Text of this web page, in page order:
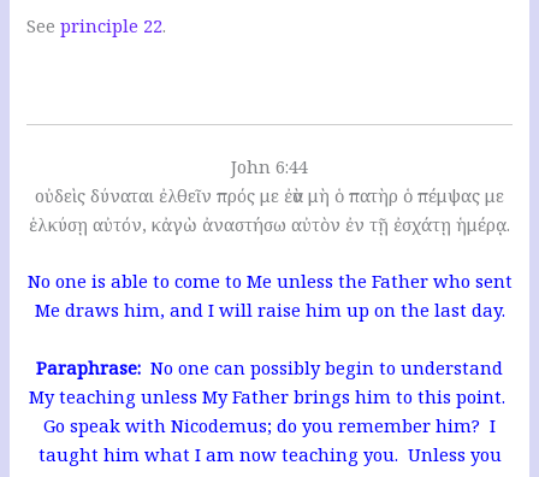
Seeprinciple 22.
John 6:44
οὐδεὶς δύναται ἐλθεῖν πρός με ἐὰν μὴ ὁ πατὴρ ὁ πέμψας με
ἑλκύσῃ αὐτόν, κἀγὼ ἀναστήσω αὐτὸν ἐν τῇ ἐσχάτῃ ἡμέρᾳ.
No one is able to come to Me unless the Father who sent
Me draws him, and I will raise him up on the last day.
Paraphrase: No one can possibly begin to understand
My teaching unless My Father brings him to this point.
Go speak with Nicodemus; do you remember him? I
taught him what I am now teaching you. Unless you